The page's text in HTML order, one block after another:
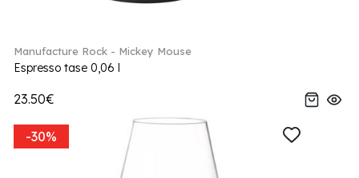
Manufacture Rock - Mickey Mouse
Espresso tase 0,06 l
23.50€
-30%